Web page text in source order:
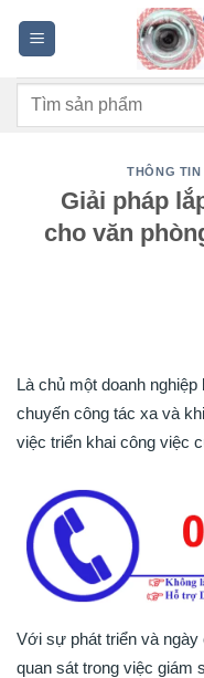
dung
Tìm
THÔNG TIN
Giải pháp
cho văn
Là chủ một doanh
chuyến công tác xa và
việc triển khai công việc
Với sự phát triển và
quan sát trong việc giám